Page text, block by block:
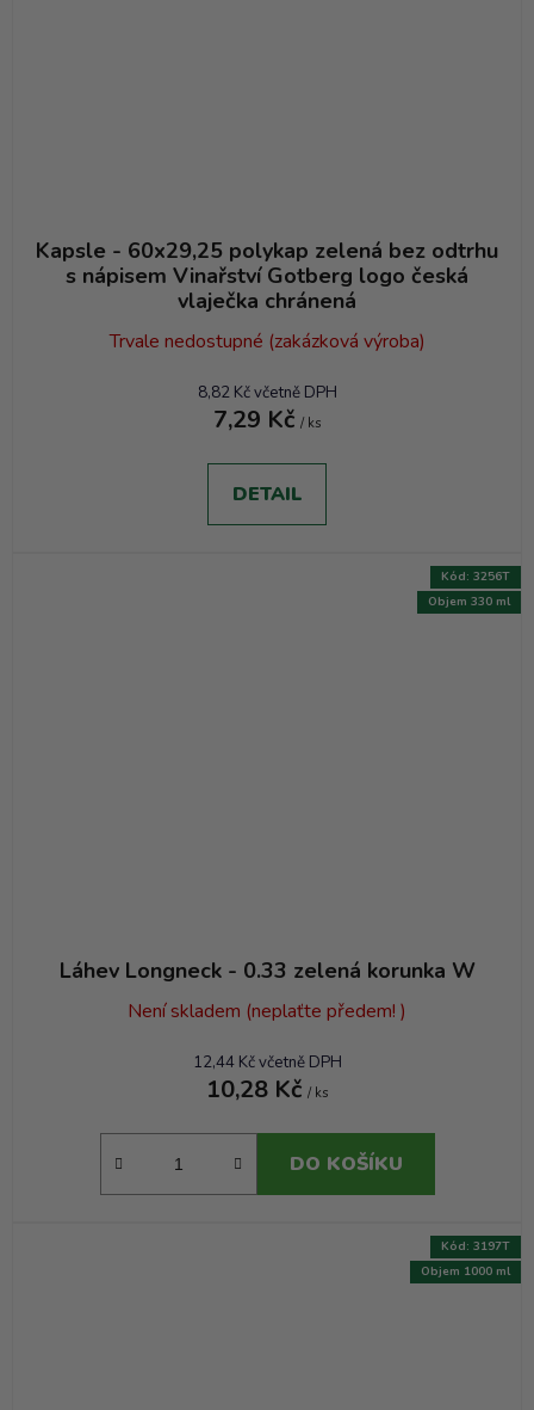
Kapsle - 60x29,25 polykap zelená bez odtrhu
s nápisem Vinařství Gotberg logo česká
vlaječka chránená
Trvale nedostupné (zakázková výroba)
8,82 Kč včetně DPH
7,29 Kč / ks
DETAIL
Láhev Longneck - 0.33 zelená korunka W
Není skladem (neplaťte předem! )
12,44 Kč včetně DPH
10,28 Kč / ks
DO KOŠÍKU
Objem 330 ml
Kód: 3256T
Objem 1000 ml
Kód: 3197T